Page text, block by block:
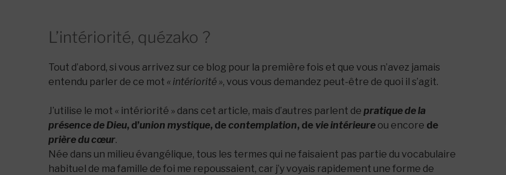
L’intériorité, quézako ?
Tout d’abord, si vous arrivez sur ce blog pour la première fois et que vous n’avez jamais
entendu parler de ce mot « intériorité », vous vous demandez peut-être de quoi il s’agit.
J’utilise le mot « intériorité » dans cet article, mais d’autres parlent de pratique de la
présence de Dieu, d’union mystique, decontemplation, de vie intérieure ou encore de
prière du cœur.
Née dans un milieu évangélique, tous les termes qui ne faisaient pas partie du vocabulaire
habituel de ma famille de foi me repoussaient, car j’y voyais rapidement une forme de